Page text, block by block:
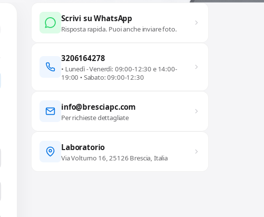
Scrivi su WhatsApp
Risposta rapida. Puoi anche inviare foto.
3206164278
• Lunedì - Venerdì: 09:00-12:30 e 14:00-
19:00 • Sabato: 09:00-12:30
info@bresciapc.com
Per richieste dettagliate
Laboratorio
Via Volturno 16, 25126 Brescia, Italia